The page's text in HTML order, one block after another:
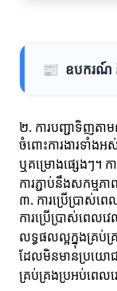
📰 ឧបករណ៍
២. ការបញ្ជាទិញតា
ចំពោះការងារទាំងអ
ឬគម្រោងផ្សេងៗ។ ក
ការភ្ជាប់នឹងសកម្មភ
៣. ការប្រើប្រាស់ព
ការប្រើប្រាស់ពេលវ
លទ្ធផលល្អក្នុងគ្រប់
ដែលមិនមានប្រយោជ
គ្រប់គ្រងប្រអប់ពេលវ